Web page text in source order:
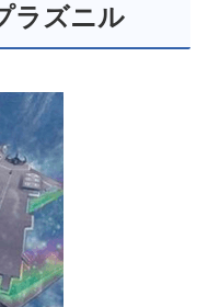
ラズニル